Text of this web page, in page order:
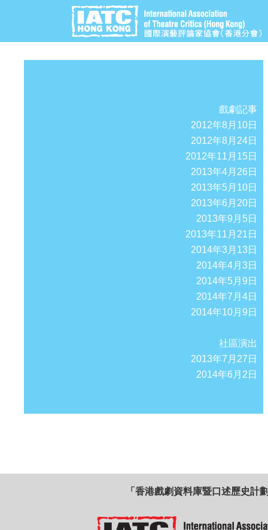
戲劇記事
2012年8月10日
2012年8月24日
2012年11月15日
2013年4月26日
2013年5月10日
2013年6月20日
2013年9月5日
2013年11月21日
2014年3月13日
2014年4月3日
2014年5月9日
2014年7月4日
2014年10月9日
社區演出
2013年7月27日
2014年6月2日
「香港戲劇資料庫暨口述歷史計